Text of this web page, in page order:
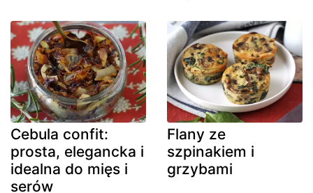
Cebula confit:
prosta, elegancka i
idealna do mięs i
serów
Flany ze
szpinakiem i
grzybami